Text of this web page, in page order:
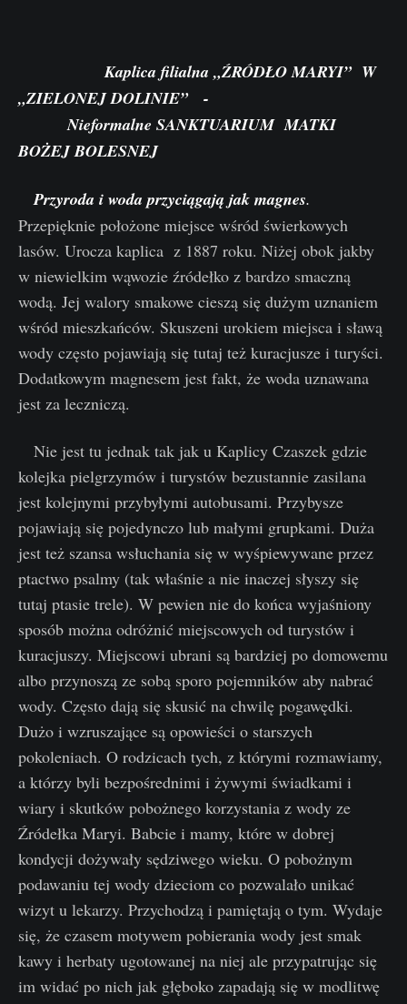
Kaplica filialna „ŹRÓDŁO MARYI” W
„ZIELONEJ DOLINIE” -
Nieformalne SANKTUARIUM MATKI
BOŻEJ BOLESNEJ
Przyroda i woda przyciągają jak magnes.
Przepięknie położone miejsce wśród świerkowych
lasów. Urocza kaplica z 1887 roku. Niżej obok jakby
w niewielkim wąwozie źródełko z bardzo smaczną
wodą. Jej walory smakowe cieszą się dużym uznaniem
wśród mieszkańców. Skuszeni urokiem miejsca i sławą
wody często pojawiają się tutaj też kuracjusze i turyści.
Dodatkowym magnesem jest fakt, że woda uznawana
jest za leczniczą.
Nie jest tu jednak tak jak u Kaplicy Czaszek gdzie
kolejka pielgrzymów i turystów bezustannie zasilana
jest kolejnymi przybyłymi autobusami. Przybysze
pojawiają się pojedynczo lub małymi grupkami. Duża
jest też szansa wsłuchania się w wyśpiewywane przez
ptactwo psalmy (tak właśnie a nie inaczej słyszy się
tutaj ptasie trele). W pewien nie do końca wyjaśniony
sposób można odróżnić miejscowych od turystów i
kuracjuszy. Miejscowi ubrani są bardziej po domowemu
albo przynoszą ze sobą sporo pojemników aby nabrać
wody. Często dają się skusić na chwilę pogawędki.
Dużo i wzruszające są opowieści o starszych
pokoleniach. O rodzicach tych, z którymi rozmawiamy,
a którzy byli bezpośrednimi i żywymi świadkami i
wiary i skutków pobożnego korzystania z wody ze
Źródełka Maryi. Babcie i mamy, które w dobrej
kondycji dożywały sędziwego wieku. O pobożnym
podawaniu tej wody dzieciom co pozwalało unikać
wizyt u lekarzy. Przychodzą i pamiętają o tym. Wydaje
się, że czasem motywem pobierania wody jest smak
kawy i herbaty ugotowanej na niej ale przypatrując się
im widać po nich jak głęboko zapadają się w modlitwę